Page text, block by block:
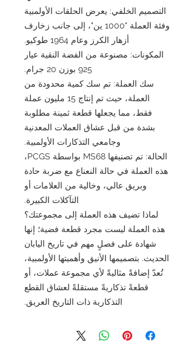
التصميم الخلفي: يعرض الحلقات الأولمبية
وفئة العملة "1000 ين"، إلى جانب زخارف
أزهار الكرز وعام 1964 طوكيو.
المكونات: مصنوعة من الفضة النقية عيار
925 بوزن 20 جرام.
سك العملة: تم سك كمية محدودة من
العملة، حيث تم إنتاج 15 مليون عملة
فقط، مما يجعلها قطعة ثمينة مطلوبة
بشدة من قبل عشاق العملات المعدنية
وجامعي التذكارات الأولمبية.
الحالة: تم تصنيفها MS68 بواسطة PCGS،
هذه العملة في حالة النعناع مع ضربة حادة
وبريق عالي، وخالية من العلامات أو
التآكلات الكبيرة.
لماذا تضيف هذه العملة إلى مجموعتك؟
هذه العملة ليست مجرد قطعة فضية؛ إنها
شهادة على فصلٍ مهم في تاريخ اليابان
الحديث. بتصميمها الأنيق وأهميتها الأولمبية،
تُعدّ إضافةً مثاليةً لأي مجموعة عملات، أو
قطعةً تذكاريةً مستقلةً لعشاق القطع
التذكارية ذات التاريخ العريق.